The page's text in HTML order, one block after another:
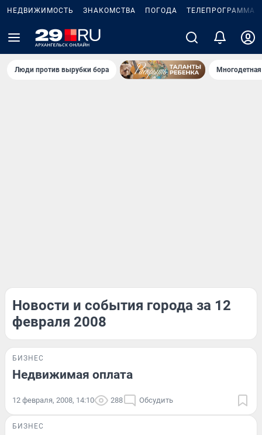
НЕДВИЖИМОСТЬ ЗНАКОМСТВА ПОГОДА ТЕЛЕПРОГРАММА
Люди против вырубки бора
Новости и события города за 12
февраля 2008
БИЗНЕС
Недвижимая оплата
12 февраля, 2008, 14:10 288 Обсудить
БИЗНЕС